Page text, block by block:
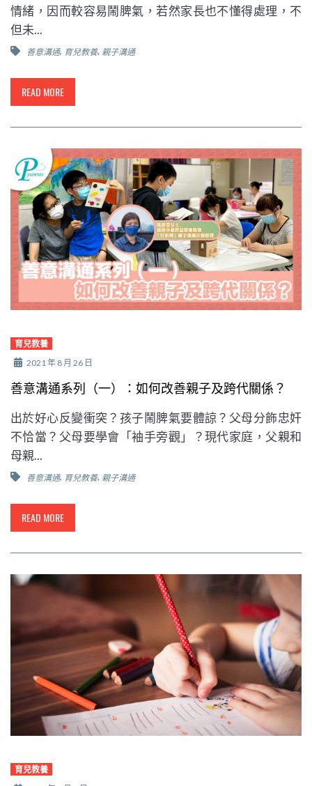
情緒，因而較容易鬧脾氣，若然家長也不懂得處理，不
但未...
善意溝通, 育兒教養, 親子溝通
READ MORE
育兒教養
2021 年 8 月 26 日
善意溝通系列（一）：如何改善親子及跨代關係？
出於好心反變衝突？孩子鬧脾氣要體諒？父母分飾忠奸
不恰當？父母要學會「袖手旁觀」？現代家庭，父親和
母親...
善意溝通, 育兒教養, 親子溝通
READ MORE
育兒教養